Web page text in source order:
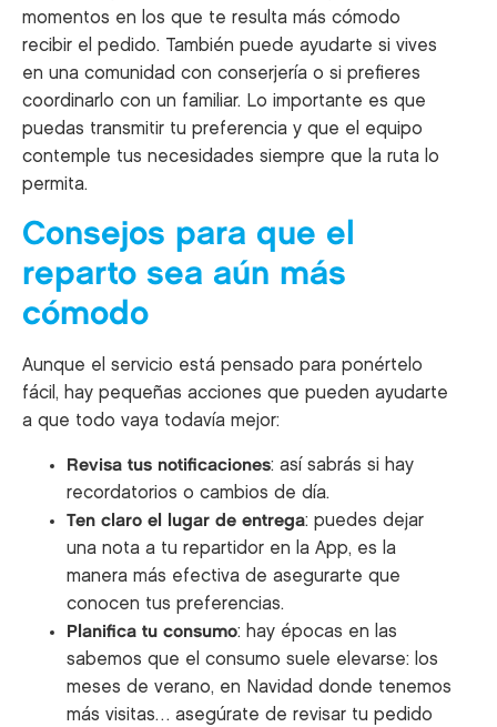
momentos en los que te resulta más cómodo
recibir el pedido. También puede ayudarte si vives
en una comunidad con conserjería o si prefieres
coordinarlo con un familiar. Lo importante es que
puedas transmitir tu preferencia y que el equipo
contemple tus necesidades siempre que la ruta lo
permita.
Consejos para que el
reparto sea aún más
cómodo
Aunque el servicio está pensado para ponértelo
fácil, hay pequeñas acciones que pueden ayudarte
a que todo vaya todavía mejor:
Revisa tus notificaciones: así sabrás si hay
recordatorios o cambios de día.
Ten claro el lugar de entrega: puedes dejar
una nota a tu repartidor en la App, es la
manera más efectiva de asegurarte que
conocen tus preferencias.
Planifica tu consumo: hay épocas en las
sabemos que el consumo suele elevarse: los
meses de verano, en Navidad donde tenemos
más visitas… asegúrate de revisar tu pedido